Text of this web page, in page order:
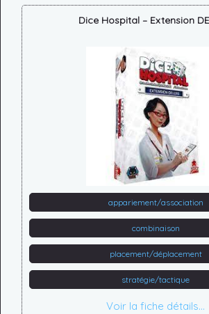
Dice Hospital – Extension
appariement/association
combinaison
placement/déplacement
stratégie/tactique
Voir la fiche détails...